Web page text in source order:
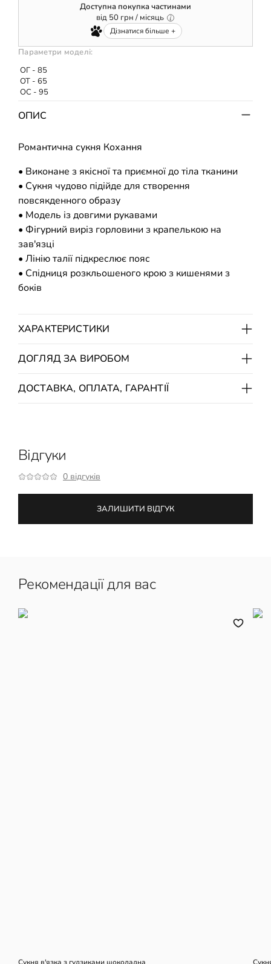
Доступна покупка частинами
від 50 грн / місяць
Дізнатися більше +
Параметри моделі:
ОГ - 85
ОТ - 65
ОС - 95
ОПИС
Романтична сукня Кохання
• Виконане з якісної та приємної до тіла тканини
• Сукня чудово підійде для створення
повсякденного образу
• Модель із довгими рукавами
• Фігурний виріз горловини з крапелькою на
зав'язці
• Лінію талії підкреслює пояс
• Спідниця розкльошеного крою з кишенями з
боків
ХАРАКТЕРИСТИКИ
ДОГЛЯД ЗА ВИРОБОМ
ДОСТАВКА, ОПЛАТА, ГАРАНТІЇ
Відгуки
0 відгуків
ЗАЛИШИТИ ВІДГУК
Рекомендації для вас